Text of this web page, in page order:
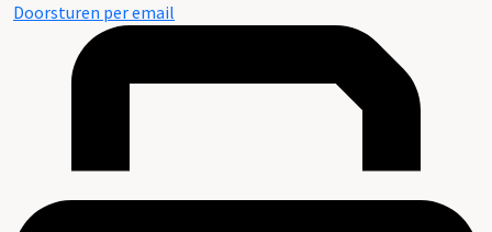
Doorsturen per email